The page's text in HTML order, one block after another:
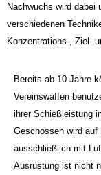
Nachwuchs wird dabei
verschiedenen
Konzentrations-, Ziel-
Bereits ab 10 Jahre
Vereinswaffen
ihrer Schießleistung
Geschossen wird auf
ausschließlich mit
Ausrüstung ist nicht